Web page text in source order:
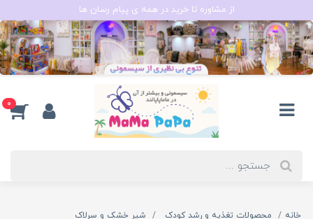
از مشاوره تا خرید در همه ی پیام رسان ها
0
خانه محصولات تغذیه و رشد کودک
شیر خشک و سرلاک